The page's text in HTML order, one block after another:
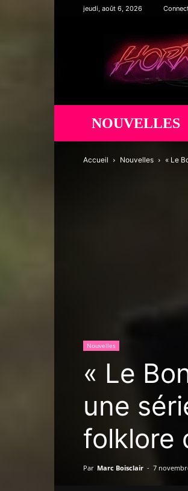
jeudi, août 6, 2026
NOUVELLES
Accueil Nouvelles « Le
Nouvelles
« Le
une
folklore
Par Marc Boisclair - 7